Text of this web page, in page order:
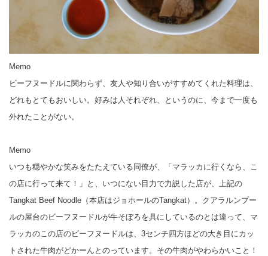
Memo
ビーフヌードルに関わらず、友人や知り合いがすすめてくれた料理は、
どれもとてもおいしい。好みは人それぞれ、というのに、今まで一度も
外れたことがない。
Memo
いつも穏やかな笑みをたたえている同僚が、「マラッカに行くなら、こ
の店に行って来て！」と、いつにない目力で力説した店が、上記の
Tangkat Beef Noodle（本店はジョホールのTangkat）。クアラルンプー
ルの屋台のビーフヌードルが牛そぼろを具にしているのとは違って、マ
ラッカのこの店のビーフヌードルは、3センチ四方ほどの大き目にカッ
トされた牛肉がどかーんとのっています。その牛肉がやわらかいこと！